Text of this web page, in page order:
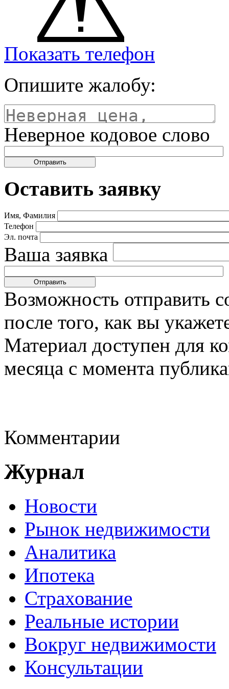
Показать телефон
Опишите жалобу:
Неверное кодовое слово
Оставить заявку
Имя, Фамилия
Телефон
Эл. почта
Ваша заявка
Возможность отправить
после того, как вы
Материал доступен для
месяца с момента
Комментарии
Журнал
Новости
Рынок недвижимости
Аналитика
Ипотека
Страхование
Реальные истории
Вокруг недвижимости
Консультации